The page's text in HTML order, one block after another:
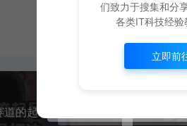
们致力于搜集和分
各类IT科技经验
立即前